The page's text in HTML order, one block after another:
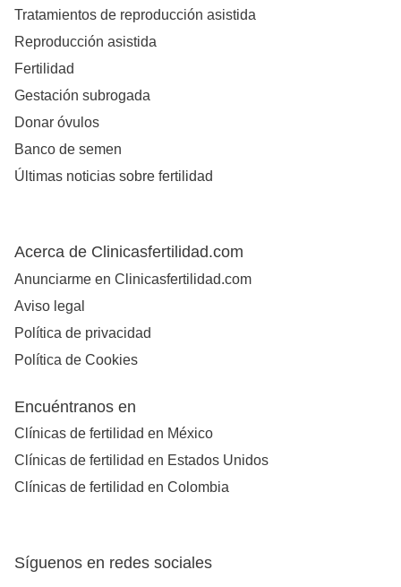
Tratamientos de reproducción asistida
Reproducción asistida
Fertilidad
Gestación subrogada
Donar óvulos
Banco de semen
Últimas noticias sobre fertilidad
Acerca de Clinicasfertilidad.com
Anunciarme en Clinicasfertilidad.com
Aviso legal
Política de privacidad
Política de Cookies
Encuéntranos en
Clínicas de fertilidad en México
Clínicas de fertilidad en Estados Unidos
Clínicas de fertilidad en Colombia
Síguenos en redes sociales